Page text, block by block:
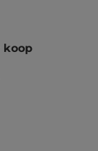
koop